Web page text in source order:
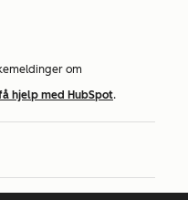
om
hjelp med HubSpot.